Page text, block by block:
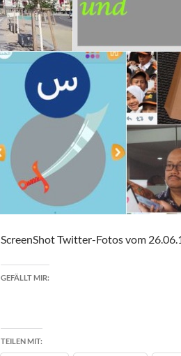
ScreenShot Twitter-Fotos vom
GEFÄLLT MIR:
TEILEN MIT: